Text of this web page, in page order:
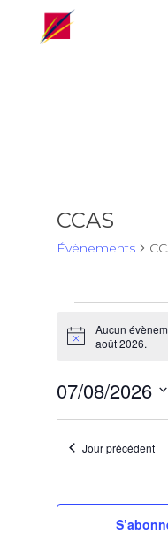
CCAS
Évènements
for
7
août
2026
Notice
Aucun
août 2026.
07/08/2026
date.Jour précédent